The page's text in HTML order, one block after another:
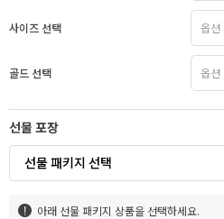
사이즈 선택
골드 선택
선물 포장
선물 패키지 선택
아래 선물 패키지 상품을 선택하세요.